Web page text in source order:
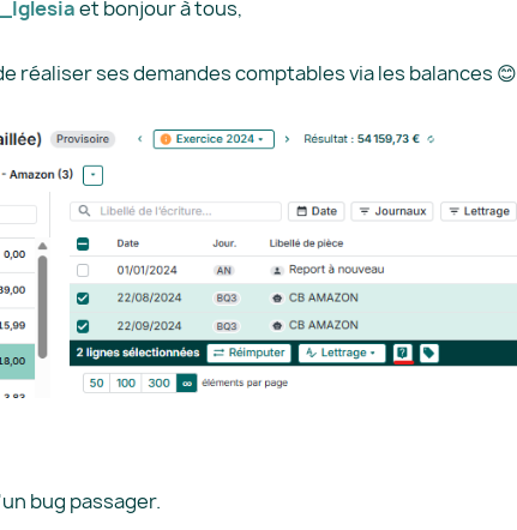
et bonjour à tous,
réaliser ses demandes comptables via les balances 😊
bug passager.